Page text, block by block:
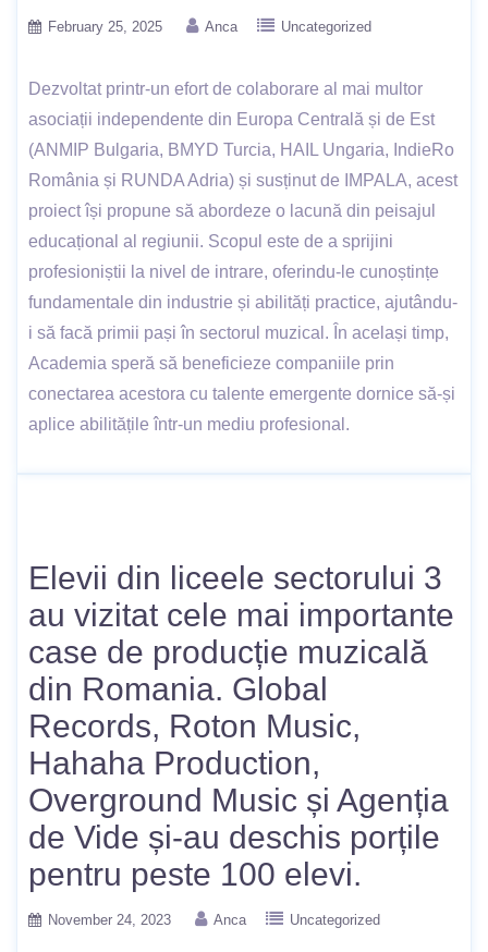
February 25, 2025 Anca Uncategorized
Dezvoltat printr-un efort de colaborare al mai multor
asociații independente din Europa Centrală și de Est
(ANMIP Bulgaria, BMYD Turcia, HAIL Ungaria, IndieRo
România și RUNDA Adria) și susținut de IMPALA, acest
proiect își propune să abordeze o lacună din peisajul
educațional al regiunii. Scopul este de a sprijini
profesioniștii la nivel de intrare, oferindu-le cunoștințe
fundamentale din industrie și abilități practice, ajutându-
i să facă primii pași în sectorul muzical. În același timp,
Academia speră să beneficieze companiile prin
conectarea acestora cu talente emergente dornice să-și
aplice abilitățile într-un mediu profesional.
Elevii din liceele sectorului 3
au vizitat cele mai importante
case de producție muzicală
din Romania. Global
Records, Roton Music,
Hahaha Production,
Overground Music și Agenția
de Vide și-au deschis porțile
pentru peste 100 elevi.
November 24, 2023 Anca Uncategorized